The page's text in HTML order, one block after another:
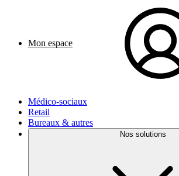
Mon espace
Médico-sociaux
Retail
Bureaux & autres
Nos solutions